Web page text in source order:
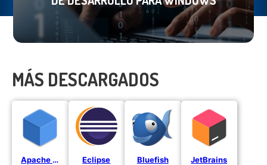
MÁS DESCARGADOS
Apache Netbeans Eclipse Bluefish JetBrains